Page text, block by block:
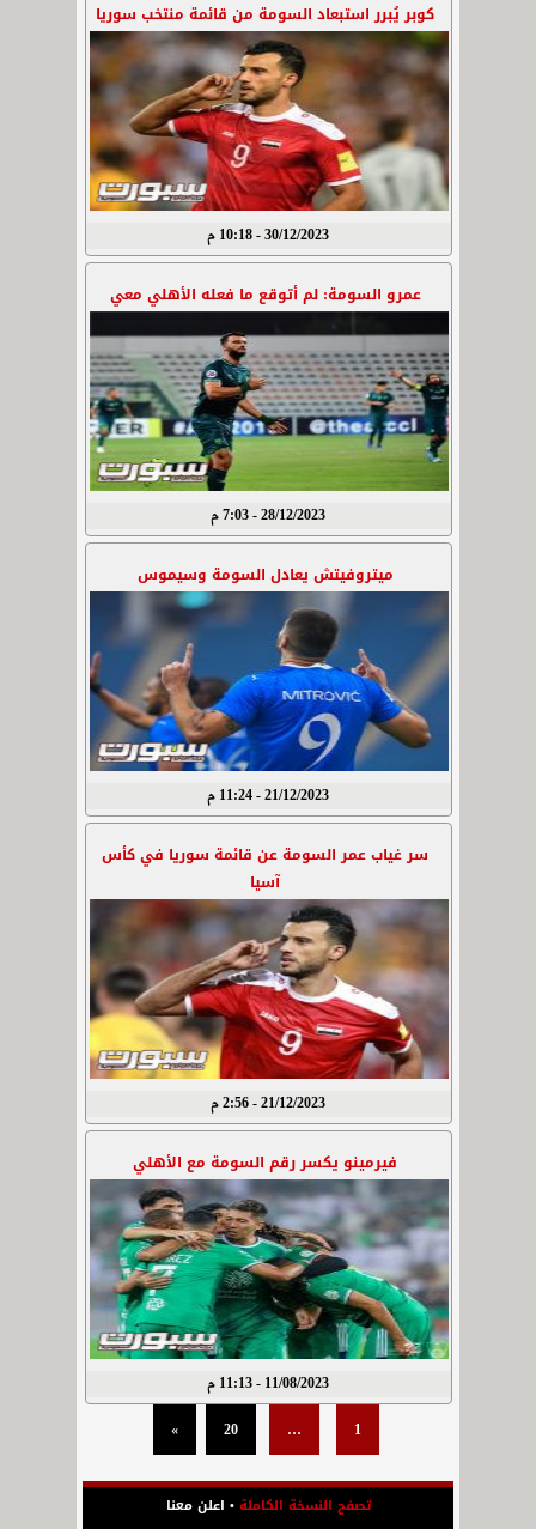
كوبر يُبرر استبعاد السومة من قائمة منتخب سوريا
30/12/2023 - 10:18 م
عمرو السومة: لم أتوقع ما فعله الأهلي معي
28/12/2023 - 7:03 م
ميتروفيتش يعادل السومة وسيموس
21/12/2023 - 11:24 م
سر غياب عمر السومة عن قائمة سوريا في كأس
آسيا
21/12/2023 - 2:56 م
فيرمينو يكسر رقم السومة مع الأهلي
11/08/2023 - 11:13 م
1
…
20
»
تصفح النسخة الكاملة• اعلن معنا